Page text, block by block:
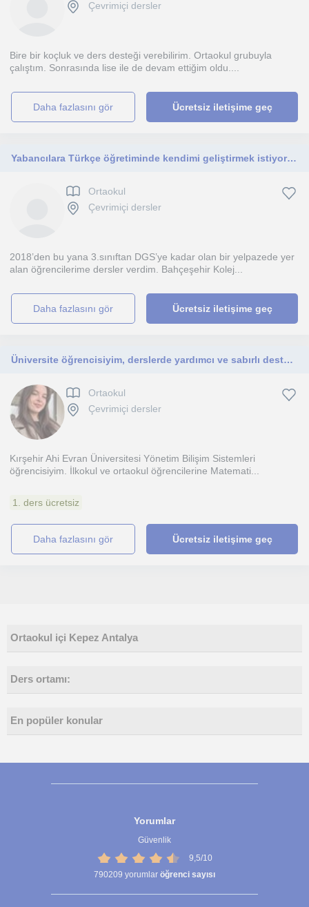
Çevrimiçi dersler
Bire bir koçluk ve ders desteği verebilirim. Ortaokul grubuyla
çalıştım. Sonrasında lise ile de devam ettiğim oldu....
daha fazlasını gör Ücretsiz iletişime geç
Yabancılara Türkçe öğretiminde kendimi geliştirmek istiyorum. Ayrıca İngilizcemi geliştirmek istiyorum.
Ortaokul
Çevrimiçi dersler
2018’den bu yana 3.sınıftan DGS’ye kadar olan bir yelpazede yer
alan öğrencilerime dersler verdim. Bahçeşehir Kolej...
daha fazlasını gör Ücretsiz iletişime geç
Üniversite öğrencisiyim, derslerde yardımcı ve sabırlı destekçiyim
Ortaokul
Çevrimiçi dersler
Kırşehir Ahi Evran Üniversitesi Yönetim Bilişim Sistemleri
öğrencisiyim. İlkokul ve ortaokul öğrencilerine Matemati...
1. ders ücretsiz
daha fazlasını gör Ücretsiz iletişime geç
Ortaokul içi Kepez Antalya
Ders ortamı:
En popüler konular
Yorumlar
Güvenlik
9,5/10
790209 yorumlar öğrenci sayısı